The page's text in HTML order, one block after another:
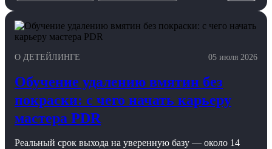
О ДЕТЕЙЛИНГЕ 05 июля 2026
Обучение удалению вмятин без
покраски: с чего начать карьеру
мастера PDR
Реальный срок выхода на уверенную базу — около 14